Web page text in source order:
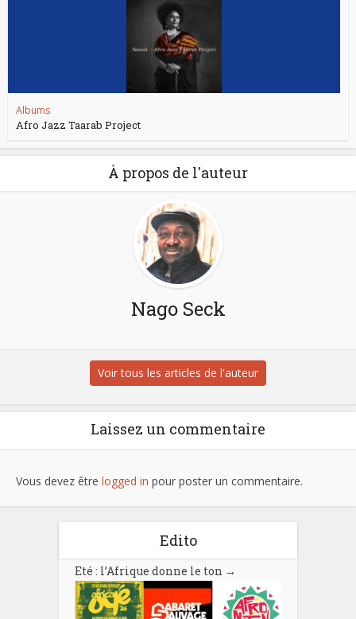
Albums
Afro Jazz Taarab Project
À propos de l'auteur
Nago Seck
Voir tous les articles de l'auteur
Laissez un commentaire
Vous devez être logged in pour poster un commentaire.
Edito
Eté : l’Afrique donne le ton →